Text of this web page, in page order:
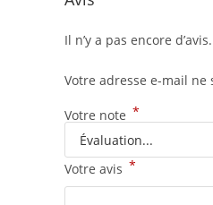
Il n’y a pas encore d’avis.
Votre adresse e-mail ne
Votre note *
Votre avis *